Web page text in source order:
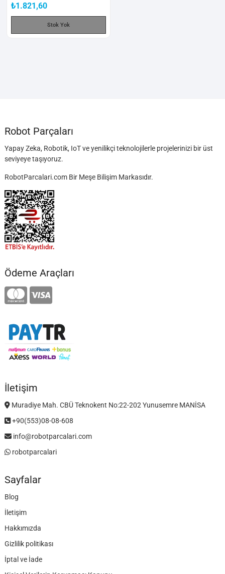
₺1.821,60
Stok Yok
Robot Parçaları
Yapay Zeka, Robotik, IoT ve yenilikçi teknolojilerle projelerinizi bir üst
seviyeye taşıyoruz.
RobotParcalari.com Bir Meşe Bilişim Markasıdır.
Ödeme Araçları
İletişim
Muradiye Mah. CBÜ Teknokent No:22-202 Yunusemre MANİSA
+90(553)08-08-608
info@robotparcalari.com
robotparcalari
Sayfalar
Blog
İletişim
Hakkımızda
Gizlilik politikası
İptal ve İade